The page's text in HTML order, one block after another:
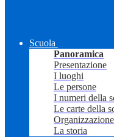
Scuola
Panoramica
Presentazione
I luoghi
Le persone
I numeri della
Le carte della
Organizzazione
La storia